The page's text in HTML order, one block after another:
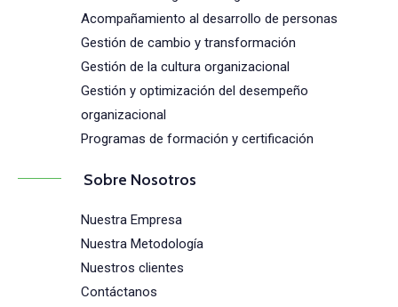
Acompañamiento al desarrollo de personas
Gestión de cambio y transformación
Gestión de la cultura organizacional
Gestión y optimización del desempeño
organizacional
Programas de formación y certificación
Sobre Nosotros
Nuestra Empresa
Nuestra Metodología
Nuestros clientes
Contáctanos